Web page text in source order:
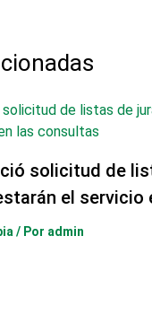
solicitud de
el servicio
/ Por admin